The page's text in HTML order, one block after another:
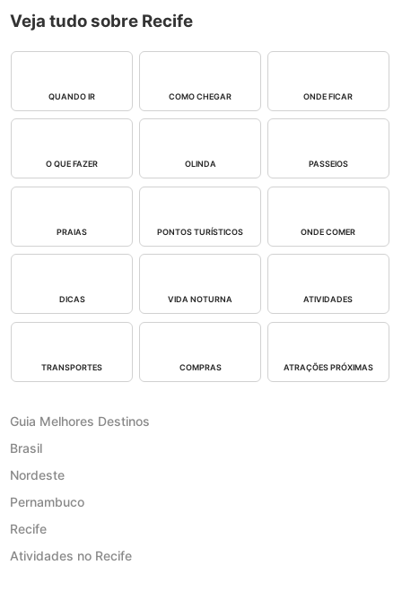
Veja tudo sobre Recife
QUANDO IR COMO CHEGAR ONDE FICAR
O QUE FAZER OLINDA PASSEIOS
PRAIAS PONTOS TURÍSTICOS ONDE COMER
DICAS VIDA NOTURNA ATIVIDADES
TRANSPORTES COMPRAS ATRAÇÕES PRÓXIMAS
Guia Melhores Destinos
Brasil
Nordeste
Pernambuco
Recife
Atividades no Recife